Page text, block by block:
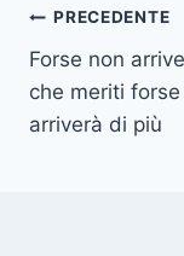
articoli
PRECEDENTE
Forse non
che meriti forse
arriverà di più